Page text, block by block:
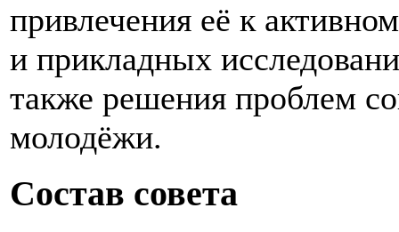
привлечения её к
и прикладных
также решения проблем
молодёжи.
Состав совета